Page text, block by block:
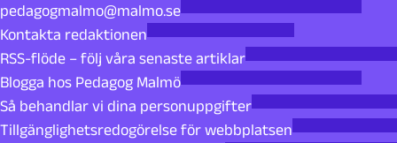
pedagogmalmo@malmo.se
Kontakta redaktionen
RSS-flöde – följ våra senaste artiklar
Blogga hos Pedagog Malmö
Så behandlar vi dina personuppgifter
Tillgänglighetsredogörelse för webbplatsen